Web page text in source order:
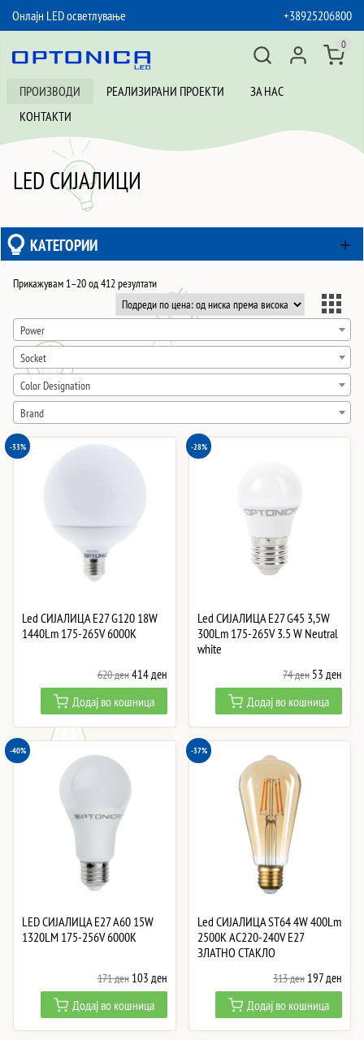
Онлајн LED осветлување
+38925206800
ПРОИЗВОДИ РЕАЛИЗИРАНИ ПРОЕКТИ
ЗА НАС
КОНТАКТИ
0
LED СИЈАЛИЦИ
КАТЕГОРИИ
Прикажувам 1–20 од 412 резултатиSorted
by
price:
low
Power
Socket
Color Designation
Brand
-33%
Led СИJАЛИЦА E27 G120 18W
1440Lm 175-265V 6000K
620денOriginal
price
was:
620 ден.
414денCurrent
price
is:
414 ден.
Додај во кошница
-28%
Led СИЈАЛИЦА E27 G45 3,5W
300Lm 175-265V 3.5 W Neutral
white
74ден Original
price
was:
74 ден.
53 ден
price
is:
53
Додај во кошница
-40%
LED СИJАЛИЦА E27 A60 15W
1320LM 175-256V 6000K
171ден Original
price
was:
171 ден.
103 денCurrent
price
is:
103 ден.
Додај во кошница
-37%
Led СИJАЛИЦА ST64 4W 400Lm
2500K AC220-240V E27
ЗЛАТНО СТАКЛО
313ден Original
price
was:
313 ден.
197ден
price
is:
197
Додај во кошница